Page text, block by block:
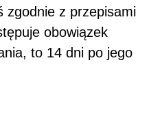
zgodnie z przepisami
obowiązek
to 14 dni po jego